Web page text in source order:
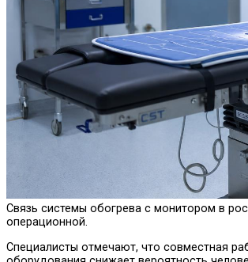
Связь системы обогрева с монитором в
операционной.
Специалисты отмечают, что совместная